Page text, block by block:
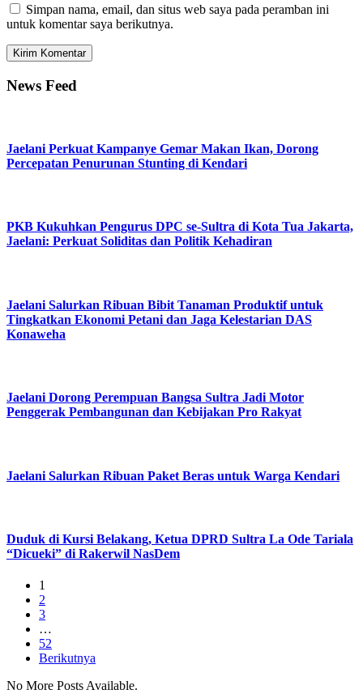
Simpan nama, email, dan situs web saya pada peramban ini
untuk komentar saya berikutnya.
News Feed
Jaelani Perkuat Kampanye Gemar Makan Ikan, Dorong
Percepatan Penurunan Stunting di Kendari
PKB Kukuhkan Pengurus DPC se-Sultra di Kota Tua Jakarta,
Jaelani: Perkuat Soliditas dan Politik Kehadiran
Jaelani Salurkan Ribuan Bibit Tanaman Produktif untuk
Tingkatkan Ekonomi Petani dan Jaga Kelestarian DAS
Konaweha
Jaelani Dorong Perempuan Bangsa Sultra Jadi Motor
Penggerak Pembangunan dan Kebijakan Pro Rakyat
Jaelani Salurkan Ribuan Paket Beras untuk Warga Kendari
Duduk di Kursi Belakang, Ketua DPRD Sultra La Ode Tariala
“Dicueki” di Rakerwil NasDem
1
2
3
…
52
Berikutnya
No More Posts Available.